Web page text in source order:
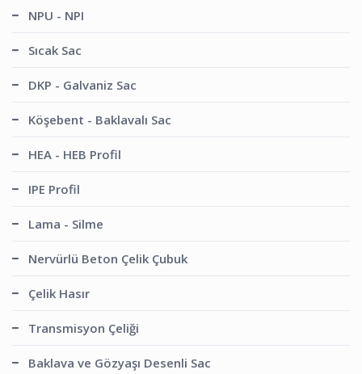
NPU - NPI
Sıcak Sac
DKP - Galvaniz Sac
Köşebent - Baklavalı Sac
HEA - HEB Profil
IPE Profil
Lama - Silme
Nervürlü Beton Çelik Çubuk
Çelik Hasır
Transmisyon Çeliği
Baklava ve Gözyaşı Desenli Sac